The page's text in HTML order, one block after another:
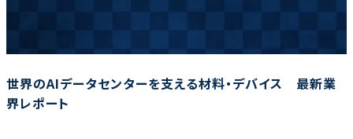
調査の種類で選ぶ
世界のAIデータセンターを支える材料・デバイス 最新業
界レポート